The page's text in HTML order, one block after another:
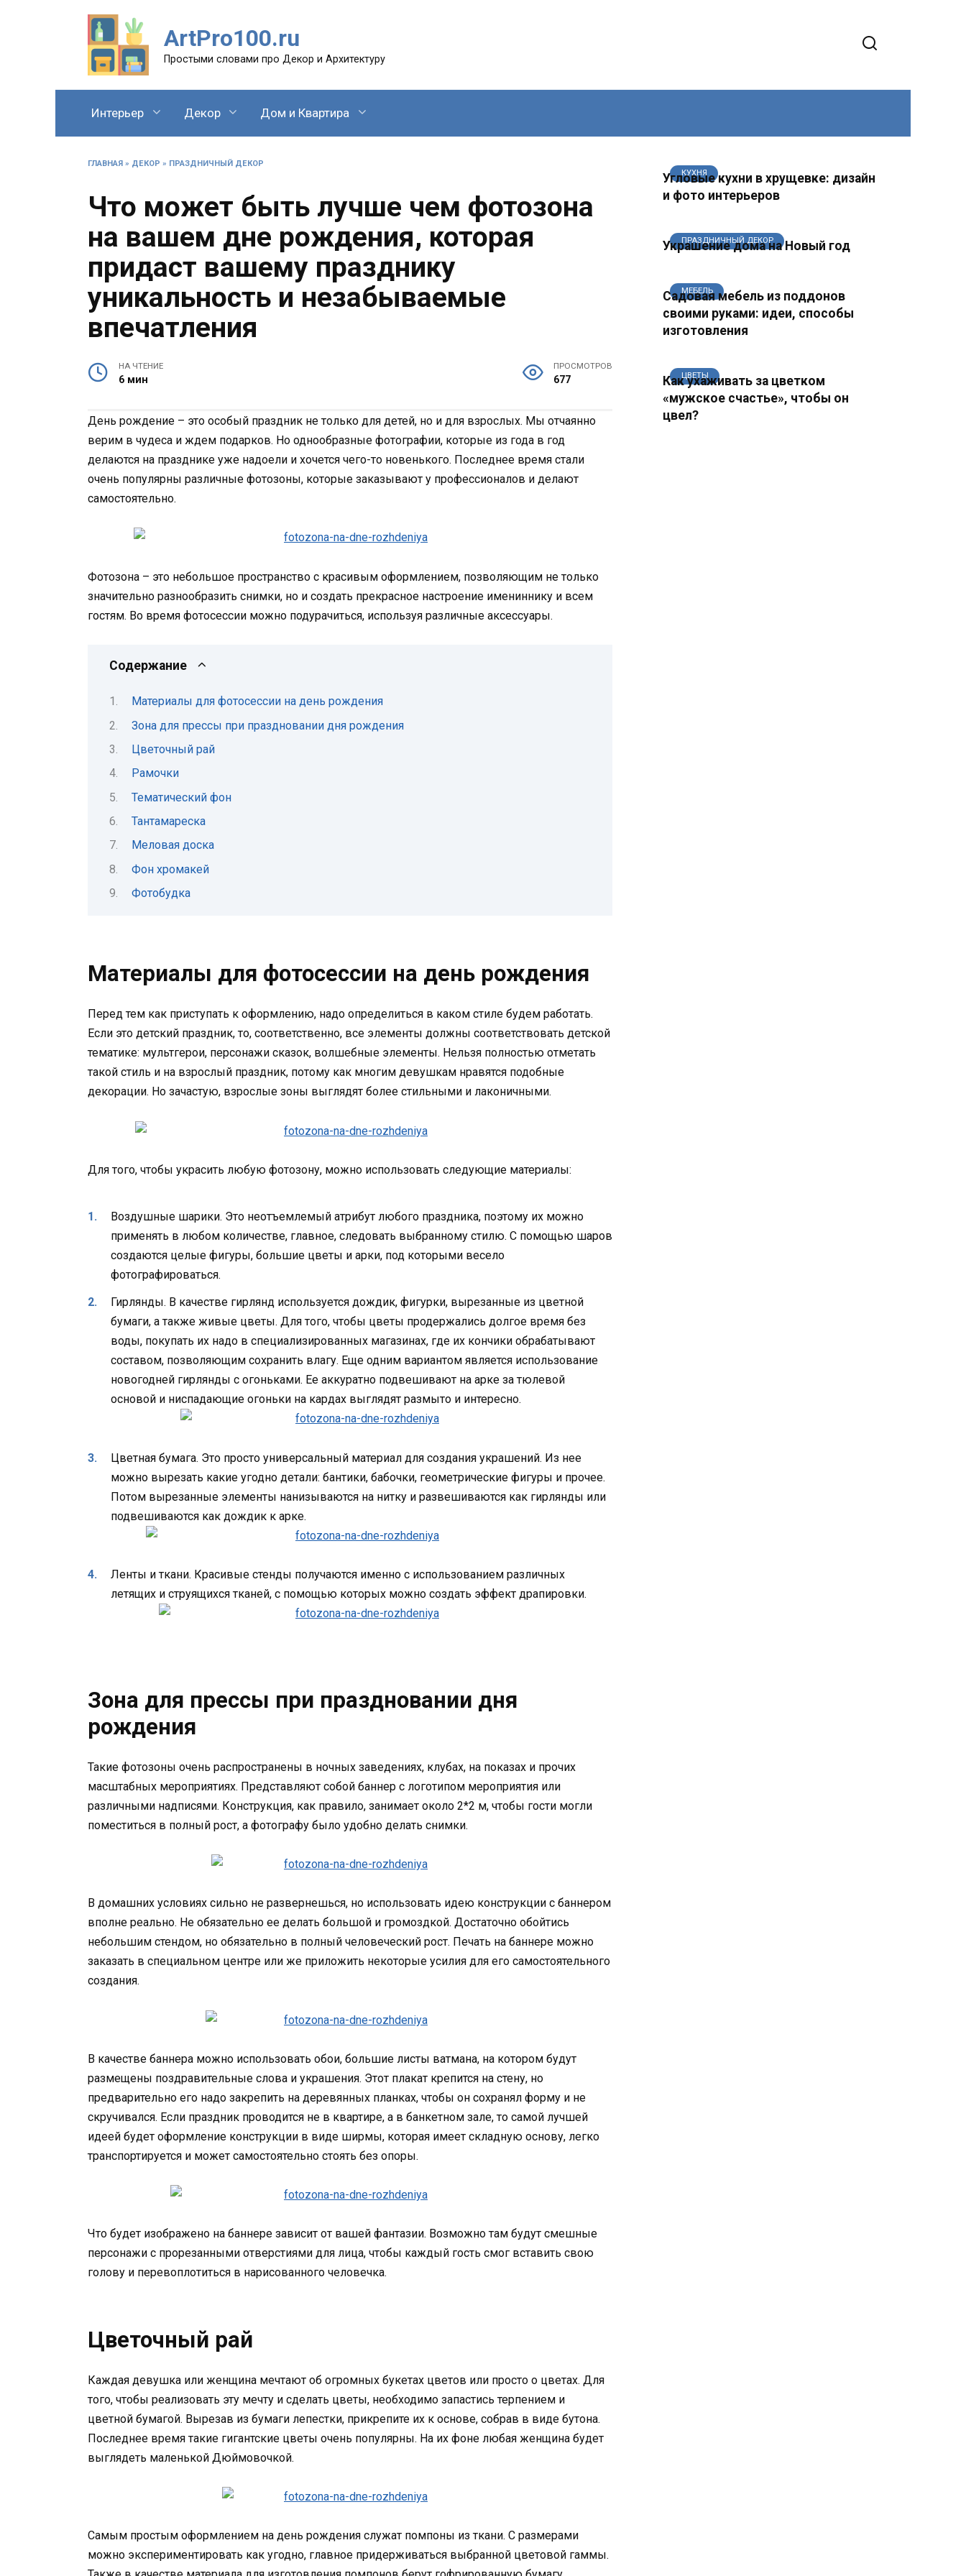
ArtPro100.ru
Простыми словами про Декор и Архитектуру
Интерьер Декор Дом и Квартира
ГЛАВНАЯ » ДЕКОР » ПРАЗДНИЧНЫЙ ДЕКОР
Что может быть лучше чем фотозона
на вашем дне рождения, которая
придаст вашему празднику
уникальность и незабываемые
впечатления
НА ЧТЕНИЕ
6 мин
ПРОСМОТРОВ
677
День рождение – это особый праздник не только для детей, но и для взрослых. Мы отчаянно
верим в чудеса и ждем подарков. Но однообразные фотографии, которые из года в год
делаются на празднике уже надоели и хочется чего-то новенького. Последнее время стали
очень популярны различные фотозоны, которые заказывают у профессионалов и делают
самостоятельно.
Фотозона – это небольшое пространство с красивым оформлением, позволяющим не только
значительно разнообразить снимки, но и создать прекрасное настроение имениннику и всем
гостям. Во время фотосессии можно подурачиться, используя различные аксессуары.
Содержание
Материалы для фотосессии на день рождения
Зона для прессы при праздновании дня рождения
Цветочный рай
Рамочки
Тематический фон
Тантамареска
Меловая доска
Фон хромакей
Фотобудка
Материалы для фотосессии на день рождения
Перед тем как приступать к оформлению, надо определиться в каком стиле будем работать.
Если это детский праздник, то, соответственно, все элементы должны соответствовать детской
тематике: мультгерои, персонажи сказок, волшебные элементы. Нельзя полностью отметать
такой стиль и на взрослый праздник, потому как многим девушкам нравятся подобные
декорации. Но зачастую, взрослые зоны выглядят более стильными и лаконичными.
Для того, чтобы украсить любую фотозону, можно использовать следующие материалы:
Воздушные шарики. Это неотъемлемый атрибут любого праздника, поэтому их можно
применять в любом количестве, главное, следовать выбранному стилю. С помощью шаров
создаются целые фигуры, большие цветы и арки, под которыми весело
фотографироваться.
Гирлянды. В качестве гирлянд используется дождик, фигурки, вырезанные из цветной
бумаги, а также живые цветы. Для того, чтобы цветы продержались долгое время без
воды, покупать их надо в специализированных магазинах, где их кончики обрабатывают
составом, позволяющим сохранить влагу. Еще одним вариантом является использование
новогодней гирлянды с огоньками. Ее аккуратно подвешивают на арке за тюлевой
основой и ниспадающие огоньки на кардах выглядят размыто и интересно.
Цветная бумага. Это просто универсальный материал для создания украшений. Из нее
можно вырезать какие угодно детали: бантики, бабочки, геометрические фигуры и прочее.
Потом вырезанные элементы нанизываются на нитку и развешиваются как гирлянды или
подвешиваются как дождик к арке.
Ленты и ткани. Красивые стенды получаются именно с использованием различных
летящих и струящихся тканей, с помощью которых можно создать эффект драпировки.
Зона для прессы при праздновании дня
рождения
Такие фотозоны очень распространены в ночных заведениях, клубах, на показах и прочих
масштабных мероприятиях. Представляют собой баннер с логотипом мероприятия или
различными надписями. Конструкция, как правило, занимает около 2*2 м, чтобы гости могли
поместиться в полный рост, а фотографу было удобно делать снимки.
В домашних условиях сильно не развернешься, но использовать идею конструкции с баннером
вполне реально. Не обязательно ее делать большой и громоздкой. Достаточно обойтись
небольшим стендом, но обязательно в полный человеческий рост. Печать на баннере можно
заказать в специальном центре или же приложить некоторые усилия для его самостоятельного
создания.
В качестве баннера можно использовать обои, большие листы ватмана, на котором будут
размещены поздравительные слова и украшения. Этот плакат крепится на стену, но
предварительно его надо закрепить на деревянных планках, чтобы он сохранял форму и не
скручивался. Если праздник проводится не в квартире, а в банкетном зале, то самой лучшей
идеей будет оформление конструкции в виде ширмы, которая имеет складную основу, легко
транспортируется и может самостоятельно стоять без опоры.
Что будет изображено на баннере зависит от вашей фантазии. Возможно там будут смешные
персонажи с прорезанными отверстиями для лица, чтобы каждый гость смог вставить свою
голову и перевоплотиться в нарисованного человечка.
Цветочный рай
Каждая девушка или женщина мечтают об огромных букетах цветов или просто о цветах. Для
того, чтобы реализовать эту мечту и сделать цветы, необходимо запастись терпением и
цветной бумагой. Вырезав из бумаги лепестки, прикрепите их к основе, собрав в виде бутона.
Последнее время такие гигантские цветы очень популярны. На их фоне любая женщина будет
выглядеть маленькой Дюймовочкой.
Самым простым оформлением на день рождения служат помпоны из ткани. С размерами
можно экспериментировать как угодно, главное придерживаться выбранной цветовой гаммы.
КУХНЯ
Угловые кухни в хрущевке: дизайн
и фото интерьеров
ПРАЗДНИЧНЫЙ ДЕКОР
Украшение дома на Новый год
МЕБЕЛЬ
Садовая мебель из поддонов
своими руками: идеи, способы
изготовления
ЦВЕТЫ
Как ухаживать за цветком
«мужское счастье», чтобы он
цвел?